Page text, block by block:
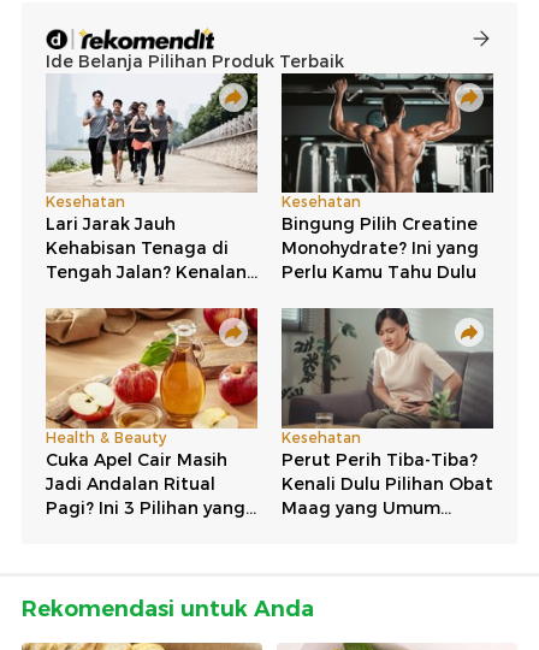
Rekomendasi untuk Anda